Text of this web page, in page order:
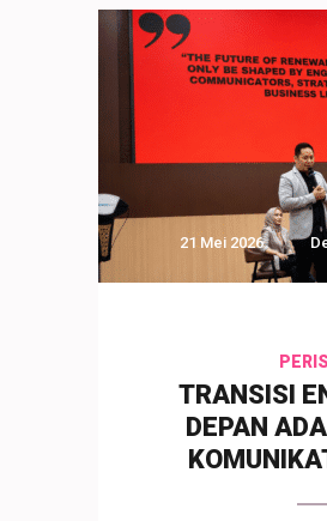
21 Mei 2026
TRANSISI
DEPAN